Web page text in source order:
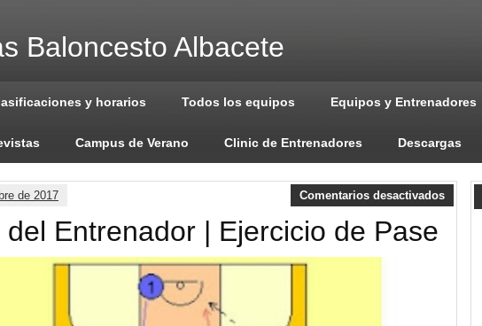
Baloncesto Albacete
y horarios Todos los equipos Equipos y Entrenadores
Campus de Verano Clinic de Entrenadores Descargas
de 2017 Comentarios desactivados
del Entrenador | Ejercicio de Pase